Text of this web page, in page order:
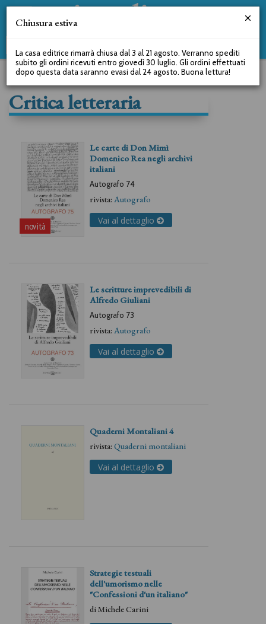
Critica letteraria
novità
Le carte di Don Mimì
Domenico Rea negli archivi
italiani
Autografo 74
rivista: Autografo
Vai al dettaglio
Le scritture imprevedibili di
Alfredo Giuliani
Autografo 73
rivista: Autografo
Vai al dettaglio
Quaderni Montaliani 4
rivista: Quaderni montaliani
Vai al dettaglio
Strategie testuali
dell'umorismo nelle
"Confessioni d'un italiano"
diMichele Carini
Chiusura estiva
La casa editrice rimarrà chiusa dal 3 al 21 agosto. Verranno spediti
subito gli ordini ricevuti entro giovedì 30 luglio. Gli ordini effettuati
dopo questa data saranno evasi dal 24 agosto. Buona lettura!